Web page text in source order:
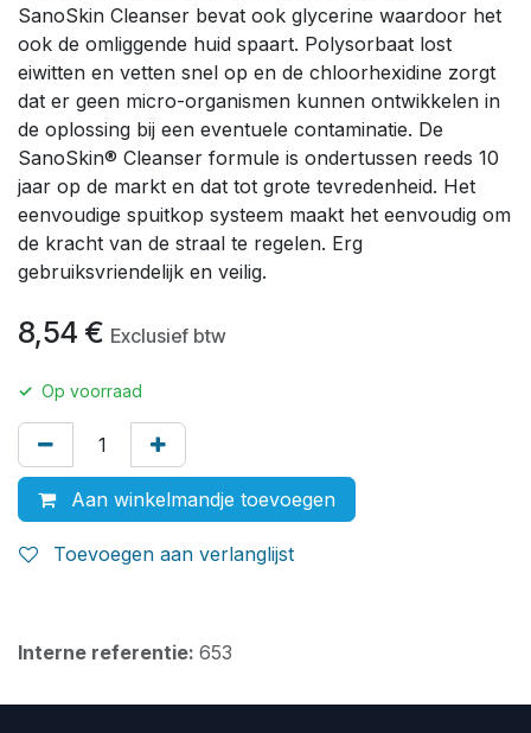
SanoSkin Cleanser bevat ook glycerine waardoor het
ook de omliggende huid spaart. Polysorbaat lost
eiwitten en vetten snel op en de chloorhexidine zorgt
dat er geen micro-organismen kunnen ontwikkelen in
de oplossing bij een eventuele contaminatie. De
SanoSkin® Cleanser formule is ondertussen reeds 10
jaar op de markt en dat tot grote tevredenheid. Het
eenvoudige spuitkop systeem maakt het eenvoudig om
de kracht van de straal te regelen. Erg
gebruiksvriendelijk en veilig.
8,54 € Exclusief btw
✓ Op voorraad
Aan winkelmandje toevoegen
Toevoegen aan verlanglijst
Interne referentie: 653